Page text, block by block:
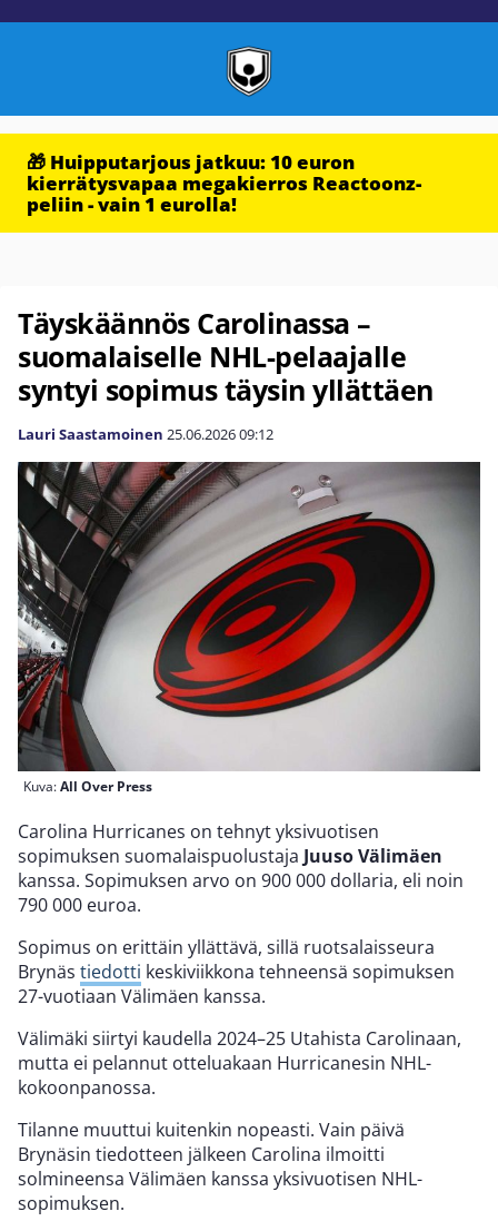
🎁 Huipputarjous jatkuu: 10 euron
kierrätysvapaa megakierros Reactoonz-
peliin - vain 1 eurolla!
Täyskäännös Carolinassa –
suomalaiselle NHL-pelaajalle
syntyi sopimus täysin yllättäen
Lauri Saastamoinen 25.06.202609:12
Kuva:All Over Press
Carolina Hurricanes on tehnyt yksivuotisen
sopimuksen suomalaispuolustaja Juuso Välimäen
kanssa. Sopimuksen arvo on 900 000 dollaria, eli noin
790 000 euroa.
Sopimus on erittäin yllättävä, sillä ruotsalaisseura
Brynäs tiedotti keskiviikkona tehneensä sopimuksen
27-vuotiaan Välimäen kanssa.
Välimäki siirtyi kaudella 2024–25 Utahista Carolinaan,
mutta ei pelannut otteluakaan Hurricanesin NHL-
kokoonpanossa.
Tilanne muuttui kuitenkin nopeasti. Vain päivä
Brynäsin tiedotteen jälkeen Carolina ilmoitti
solmineensa Välimäen kanssa yksivuotisen NHL-
sopimuksen.